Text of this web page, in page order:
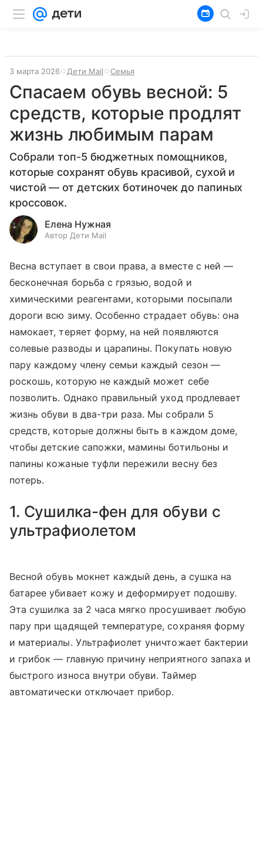
3 марта 2026 Дети Mail Семья
Спасаем обувь весной: 5
средств, которые продлят
жизнь любимым парам
Собрали топ-5 бюджетных помощников,
которые сохранят обувь красивой, сухой и
чистой — от детских ботиночек до папиных
кроссовок.
Елена Нужная
Автор Дети Mail
Весна вступает в свои права, а вместе с ней —
бесконечная борьба с грязью, водой и
химическими реагентами, которыми посыпали
дороги всю зиму. Особенно страдает обувь: она
намокает, теряет форму, на ней появляются
солевые разводы и царапины. Покупать новую
пару каждому члену семьи каждый сезон —
роскошь, которую не каждый может себе
позволить. Однако правильный уход продлевает
жизнь обуви в два-три раза. Мы собрали 5
средств, которые должны быть в каждом доме,
чтобы детские сапожки, мамины ботильоны и
папины кожаные туфли пережили весну без
потерь.
1. Сушилка-фен для обуви с
ультрафиолетом
Весной обувь мокнет каждый день, а сушка на
батарее убивает кожу и деформирует подошву.
Эта сушилка за 2 часа мягко просушивает любую
пару при щадящей температуре, сохраняя форму
и материалы. Ультрафиолет уничтожает бактерии
и грибок — главную причину неприятного запаха и
быстрого износа внутри обуви. Таймер
автоматически отключает прибор.